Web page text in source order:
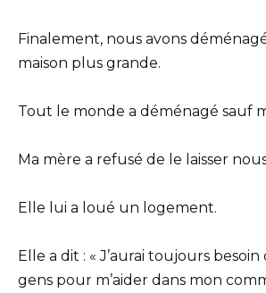
Finalement, nous avons
maison plus grande.
Tout le monde a déménagé sauf
Ma mère a refusé de le laisser
Elle lui a loué un logement.
Elle a dit : « J’aurai toujours
gens pour m’aider dans mon